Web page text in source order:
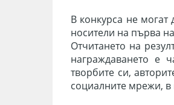
В конкурса не могат
носители на първа
Отчитането на
награждаването е
творбите си,
социалните мрежи, в